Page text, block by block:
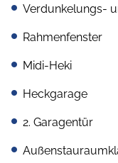
Verdunkelungs-
Rahmenfenster
Midi-Heki
Heckgarage
2. Garagentür